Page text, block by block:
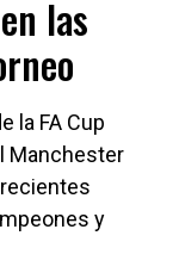
las
la FA Cup
Manchester
y